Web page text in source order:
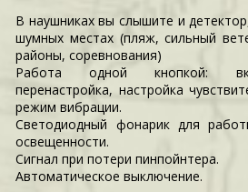
В наушниках вы слышите и
шумных местах (пляж, сильный
районы, соревнования)
Работа одной кнопкой:
перенастройка, настройка
режим вибрации.
Светодиодный фонарик для
освещенности.
Сигнал при потери пинпойнтера.
Автоматическое выключение.